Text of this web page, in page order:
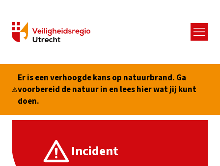
Menu
Er is een verhoogde kans op natuurbrand. Ga
voorbereid de natuur in en lees hier wat jij kunt
doen.
Incident